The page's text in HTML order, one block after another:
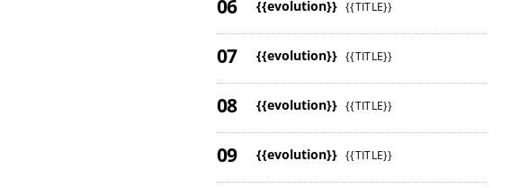
{{evolution}} {{TITLE}}
{{evolution}} {{TITLE}}
{{evolution}} {{TITLE}}
{{evolution}} {{TITLE}}